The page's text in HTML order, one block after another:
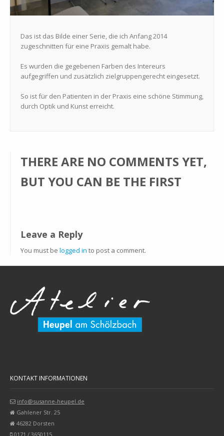
Das ist das Bilde einer Serie, die ich Anfang 2014
zugeschnitten für eine Praxis gemalt habe.
Es wurden die gegebenen Farben des Intereurs
aufgegriffen und zusätzlich zielgruppengerecht eingesetzt.
So ist für den Patienten in der Praxis eine schöne Stimmung,
durch Optik und Kunst erreicht.
THERE ARE NO COMMENTS YET,
BUT YOU CAN BE THE FIRST
Leave a Reply
You must be logged in to post a comment.
KONTAKT INFORMATIONEN
info@susanne-heupel.de
Gahlener Str. 25
46282 Dorsten
0171 / 3650115